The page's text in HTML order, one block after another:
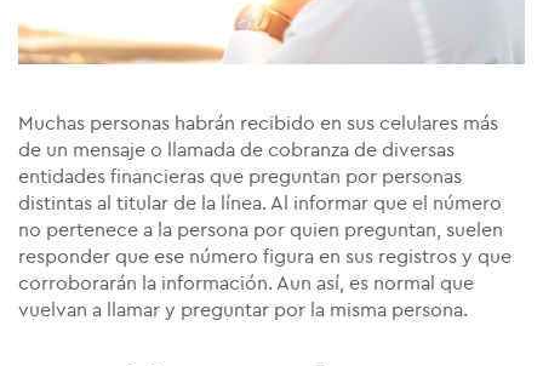
Muchas personas habrán recibido en sus celulares más
de un mensaje o llamada de cobranza de diversas
entidades financieras que preguntan por personas
distintas al titular de la línea. Al informar que el número
no pertenece a la persona por quien preguntan, suelen
responder que ese número figura en sus registros y que
corroborarán la información. Aun así, es normal que
vuelvan a llamar y preguntar por la misma persona.